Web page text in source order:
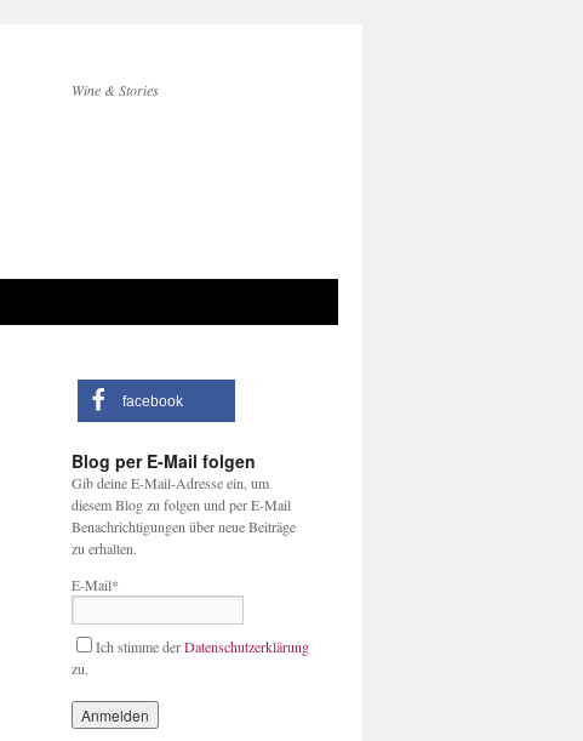
Wine & Stories
facebook
Blog per E-Mail folgen
Gib deine E-Mail-Adresse ein, um
diesem Blog zu folgen und per E-Mail
Benachrichtigungen über neue Beiträge
zu erhalten.
E-Mail*
Ich stimme derDatenschutzerklärung
zu.